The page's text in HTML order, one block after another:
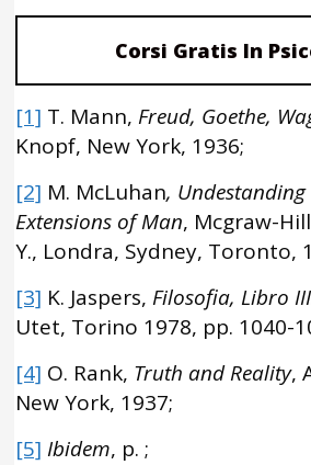
Corsi Gratis In
[1] T. Mann, Freud, Goethe,
Knopf, New York, 1936;
[2] M. McLuhan, Undestanding
Extensions of Man, Mcgraw-
Y., Londra, Sydney, Toronto,
[3] K. Jaspers, Filosofia, Libro
Utet, Torino 1978, pp. 1040-
[4] O. Rank, Truth and Reality,
New York, 1937;
[5] Ibidem, p. ;